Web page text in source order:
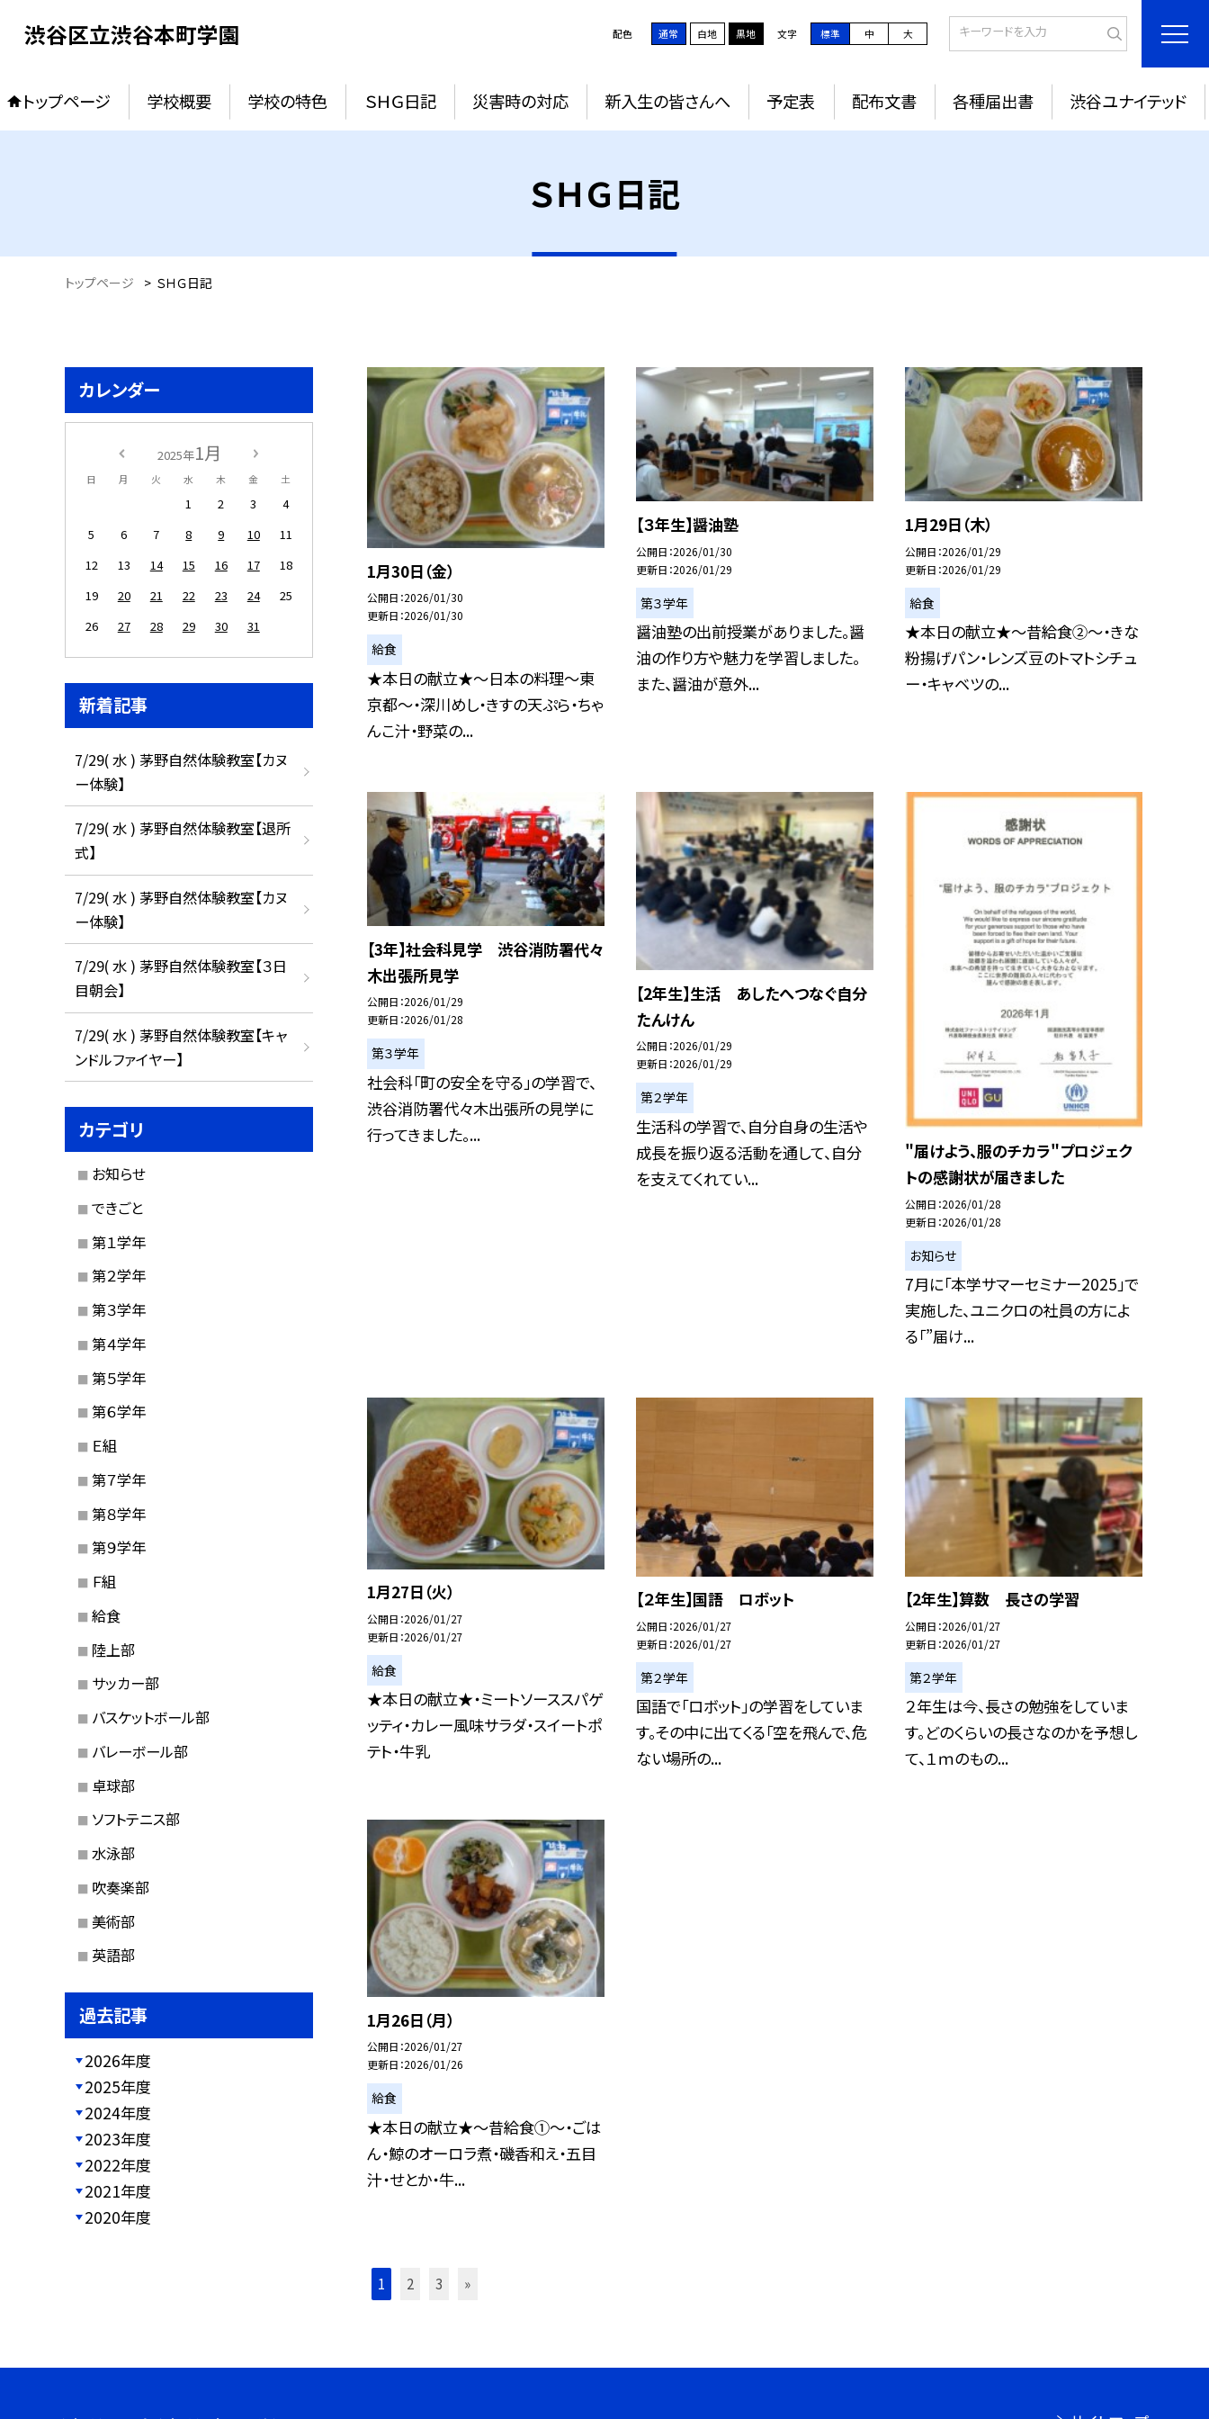
渋谷区立渋谷本町学園 配色 通常 白地 黒地 文字 標準 中 大
トップページ 学校概要 学校の特色 ＳＨＧ日記 災害時の対応 新入生の皆さんへ 予定表 配布文書 各種届出書 渋谷ユナイテッド
ＳＨＧ日記
トップページ > ＳＨＧ日記
1月30日（金）
公開日 2026/01/30
更新日 2026/01/30
給食
★本日の献立★～日本の料理～東
京都～・深川めし・きすの天ぷら・ちゃ
んこ汁・野菜の...
【３年生】醤油塾
公開日 2026/01/30
更新日 2026/01/29
第３学年
醤油塾の出前授業がありました。醤
油の作り方や魅力を学習しました。
また、醤油が意外...
1月29日（木）
公開日 2026/01/29
更新日 2026/01/29
給食
★本日の献立★～昔給食②～・きな
粉揚げパン・レンズ豆のトマトシチュ
ー・キャベツの...
【3年】社会科見学 渋谷消防署代々
木出張所見学
公開日 2026/01/29
更新日 2026/01/28
第３学年
社会科「町の安全を守る」の学習で、
渋谷消防署代々木出張所の見学に
行ってきました。...
【2年生】生活 あしたへつなぐ自分
たんけん
公開日 2026/01/29
更新日 2026/01/29
第２学年
生活科の学習で、自分自身の生活や
成長を振り返る活動を通して、自分
を支えてくれてい...
"届けよう、服のチカラ"プロジェク
トの感謝状が届きました
公開日 2026/01/28
更新日 2026/01/28
お知らせ
7月に「本学サマーセミナー2025」で
実施した、ユニクロの社員の方によ
る「”届け...
1月27日（火）
公開日 2026/01/27
更新日 2026/01/27
給食
★本日の献立★・ミートソーススパゲ
ッティ・カレー風味サラダ・スイートポ
テト・牛乳
【２年生】国語 ロボット
公開日 2026/01/27
更新日 2026/01/27
第２学年
国語で「ロボット」の学習をしていま
す。その中に出てくる「空を飛んで、危
ない場所の...
【2年生】算数 長さの学習
公開日 2026/01/27
更新日 2026/01/27
第２学年
２年生は今、長さの勉強をしていま
す。どのくらいの長さなのかを予想し
て、１ｍのもの...
1月26日（月）
公開日 2026/01/27
更新日 2026/01/26
給食
★本日の献立★～昔給食①～・ごは
ん・鯨のオーロラ煮・磯香和え・五目
汁・せとか・牛...
1 2 3 »
カレンダー
2025年1月
日 月 火 水 木 金 土
1 2 3
4
5
6 7 8 9 10
11
12
13 14 15 16 17
18
19
20 21 22 23 24
25
26
27 28 29 30 31
新着記事
7/29( 水 ) 茅野自然体験教室【カヌ
ー体験】
7/29( 水 ) 茅野自然体験教室【退所
式】
7/29( 水 ) 茅野自然体験教室【カヌ
ー体験】
7/29( 水 ) 茅野自然体験教室【３日
目朝会】
7/29( 水 ) 茅野自然体験教室【キャ
ンドルファイヤー】
カテゴリ
お知らせ
できごと
第１学年
第２学年
第３学年
第４学年
第５学年
第６学年
Ｅ組
第７学年
第８学年
第９学年
Ｆ組
給食
陸上部
サッカー部
バスケットボール部
バレーボール部
卓球部
ソフトテニス部
水泳部
吹奏楽部
美術部
英語部
過去記事
2026年度
2025年度
2024年度
2023年度
2022年度
2021年度
2020年度